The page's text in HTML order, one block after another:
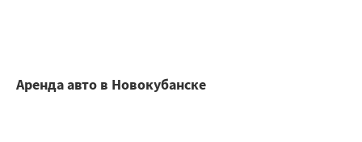
Аренда авто в Новокубанске